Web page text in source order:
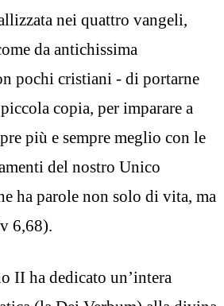
nei quattro vangeli,
da antichissima
pochi cristiani - di portarne
copia, per imparare a
più e sempre meglio con le
del nostro Unico
ha parole non solo di vita, ma
6,68).
II ha dedicato un’intera